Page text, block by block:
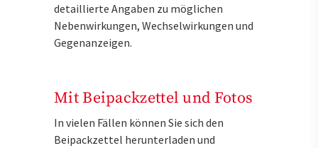
detaillierte Angaben zu möglichen
Nebenwirkungen, Wechselwirkungen und
Gegenanzeigen.
Mit Beipackzettel und Fotos
In vielen Fällen können Sie sich den
Beipackzettel herunterladen und